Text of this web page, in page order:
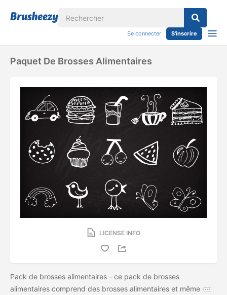
Se connecter S'inscrire
Paquet De Brosses Alimentaires
LICENSE INFO
Pack de brosses alimentaires - ce pack de brosses
alimentaires comprend des brosses alimentaires et même